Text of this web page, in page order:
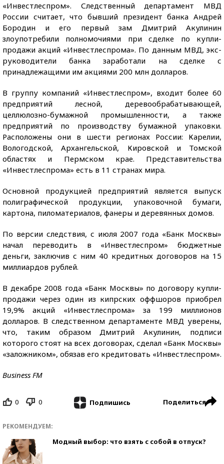
«Инвестлеспром». Следственный департамент МВД
России считает, что бывший президент банка Андрей
Бородин и его первый зам Дмитрий Акулинин
злоупотребили полномочиями при сделке по купли-
продажи акций «Инвестлеспрома». По данным МВД, экс-
руководители банка заработали на сделке с
принадлежащими им акциями 200 млн долларов.
В группу компаний «Инвестлеспром», входит более 60
предприятий лесной, деревообрабатывающей,
целлюлозно-бумажной промышленности, а также
предприятий по производству бумажной упаковки.
Расположены они в шести регионах России: Карелии,
Вологодской, Архангельской, Кировской и Томской
областях и Пермском крае. Представительства
«Инвестлеспрома» есть в 11 странах мира.
Основной продукцией предприятий является выпуск
полиграфической продукции, упаковочной бумаги,
картона, пиломатериалов, фанеры и деревянных домов.
По версии следствия, с июля 2007 года «Банк Москвы»
начал переводить в «Инвестлеспром» бюджетные
деньги, заключив с ним 40 кредитных договоров на 15
миллиардов рублей.
В декабре 2008 года «Банк Москвы» по договору купли-
продажи через один из кипрских оффшоров приобрел
19,9% акций «Инвестлеспрома» за 199 миллионов
долларов. В следственном департаменте МВД уверены,
что, таким образом Дмитрий Акулинин, подписи
которого стоят на всех договорах, сделал «Банк Москвы»
«заложником», обязав его кредитовать «Инвестлеспром».
Business FM
0 0 Подпишись Поделиться
РЕКОМЕНДУЕМ:
Модный выбор: что взять с собой в отпуск?